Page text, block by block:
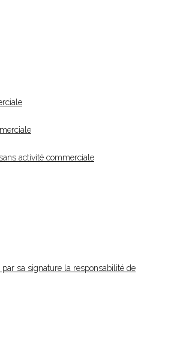
activité commerciale
sa signature la responsabilité de